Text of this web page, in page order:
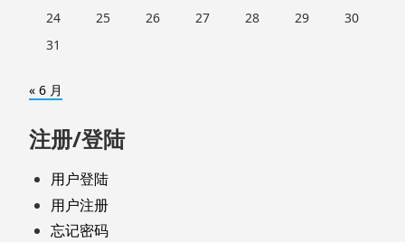
24
25 26 27 28 29
30
31
« 6 月
注册/登陆
用户登陆
用户注册
忘记密码